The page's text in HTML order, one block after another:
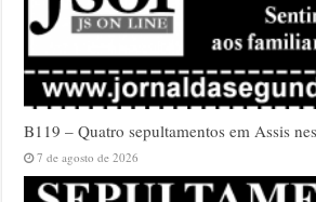
B119 – Quatro sepultamentos em Assis
7 de agosto de 2026